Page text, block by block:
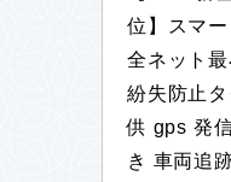
位】スマ
全ネット
紛失防止
供 gps 発
き 車両追